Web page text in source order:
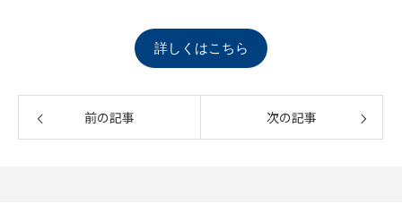
詳しくはこちら
前の記事 次の記事